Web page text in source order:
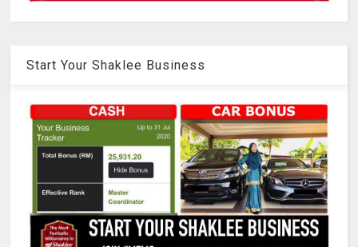
Start Your Shaklee Business